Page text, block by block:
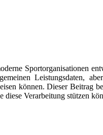
Sportorganisationen
Leistungsdaten,
können. Dieser Beitrag
diese Verarbeitung stützen